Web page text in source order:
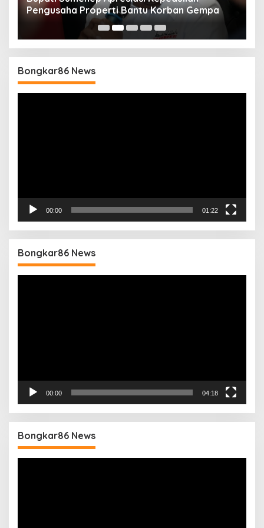
Pengusaha Properti Bantu Korban Gempa
Bongkar86 News
00:00 01:22
Bongkar86 News
00:00 04:18
Bongkar86 News